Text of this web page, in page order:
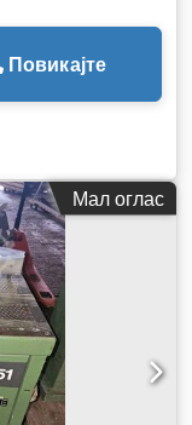
Повикајте
Мал оглас